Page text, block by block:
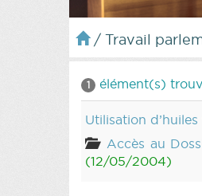
/ Travail
1 élément(s)
Utilisation
Accès au
(12/05/2004)